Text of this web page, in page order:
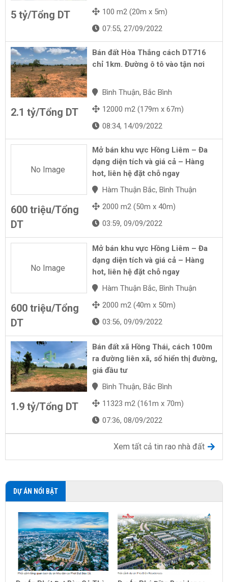
5 tỷ/Tổng DT
100 m2 (20m x 5m)
07:55, 27/09/2022
2.1 tỷ/Tổng DT
Bán đất Hòa Thắng cách DT716
chỉ 1km. Đường ô tô vào tận nơi
Bình Thuận, Bắc Bình
12000 m2 (179m x 67m)
08:34, 14/09/2022
No Image
600 triệu/Tổng
DT
Mở bán khu vực Hồng Liêm – Đa
dạng diện tích và giá cả – Hàng
hot, liên hệ đặt chỗ ngay
Hàm Thuận Bắc, Bình Thuận
2000 m2 (50m x 40m)
03:59, 09/09/2022
No Image
600 triệu/Tổng
DT
Mở bán khu vực Hồng Liêm – Đa
dạng diện tích và giá cả – Hàng
hot, liên hệ đặt chỗ ngay
Hàm Thuận Bắc, Bình Thuận
2000 m2 (40m x 50m)
03:56, 09/09/2022
1.9 tỷ/Tổng DT
Bán đất xã Hồng Thái, cách 100m
ra đường liên xã, sổ hiển thị đường,
giá đầu tư
Bình Thuận, Bắc Bình
11323 m2 (161m x 70m)
07:36, 08/09/2022
Xem tất cả tin rao nhà đất
DỰ ÁN NỔI BẬT